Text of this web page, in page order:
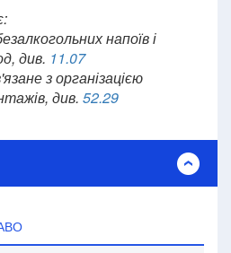
напоїв і
див. 11.07
з організацією
див. 52.29